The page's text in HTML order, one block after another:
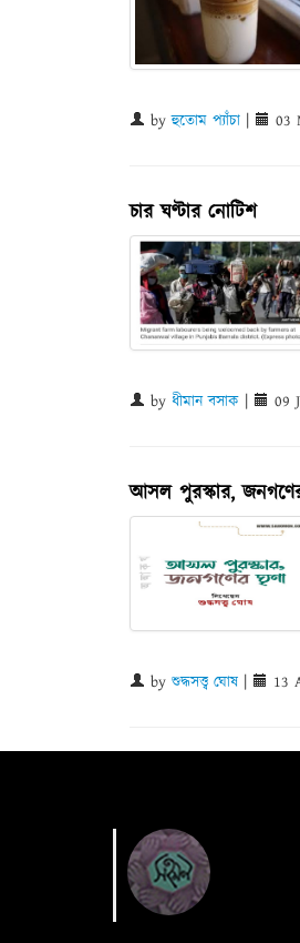
byহুতোম প্যাঁচা 03
চার ঘণ্টার নোটিশ
by ধীমান বসাক 09
আসল পুরস্কার,
by শুদ্ধসত্ত্ব ঘোষ 13